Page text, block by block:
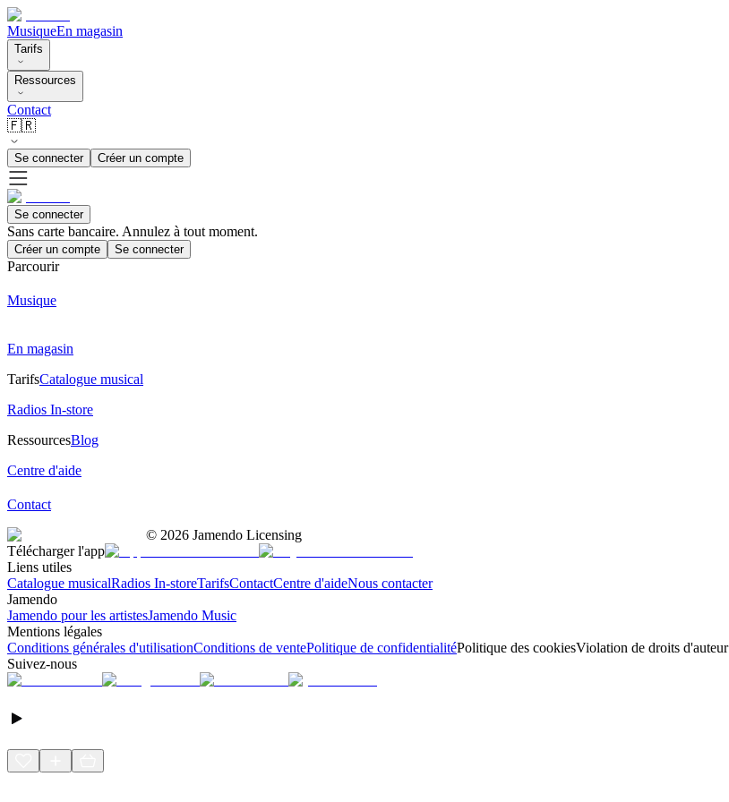
MusiqueEn magasin
Tarifs
Ressources
Contact
🇫🇷
Se connecter Créer un compte
Se connecter
Sans carte bancaire. Annulez à tout moment.
Créer un compte Se connecter
Parcourir
Musique
En magasin
TarifsCatalogue musical
Radios In-store
RessourcesBlog
Centre d'aide
Contact
© 2026 Jamendo Licensing
Télécharger l'app
Liens utiles
Catalogue musicalRadios In-storeTarifsContactCentre d'aideNous contacter
Jamendo
Jamendo pour les artistesJamendo Music
Mentions légales
Conditions générales d'utilisationConditions de ventePolitique de confidentialitéPolitique des cookiesViolation de droits d'auteur
Suivez-nous